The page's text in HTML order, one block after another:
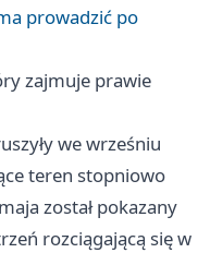
prowadzić po
zajmuje prawie
we wrześniu
teren stopniowo
został pokazany
rozciągającą się w